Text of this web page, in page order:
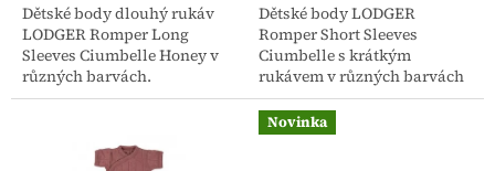
Dětské body dlouhý rukáv
LODGER Romper Long
Sleeves Ciumbelle Honey v
různých barvách.
Dětské body LODGER
Romper Short Sleeves
Ciumbelle s krátkým
rukávem v různých barvách
a v různých velikostech.
Novinka